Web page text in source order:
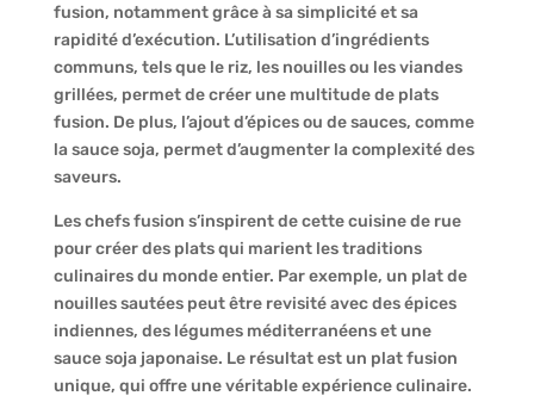
fusion, notamment grâce à sa simplicité et sa
rapidité d’exécution. L’utilisation d’ingrédients
communs, tels que le riz, les nouilles ou les viandes
grillées, permet de créer une multitude de plats
fusion. De plus, l’ajout d’épices ou de sauces, comme
la sauce soja, permet d’augmenter la complexité des
saveurs.
Les chefs fusion s’inspirent de cette cuisine de rue
pour créer des plats qui marient les traditions
culinaires du monde entier. Par exemple, un plat de
nouilles sautées peut être revisité avec des épices
indiennes, des légumes méditerranéens et une
sauce soja japonaise. Le résultat est un plat fusion
unique, qui offre une véritable expérience culinaire.